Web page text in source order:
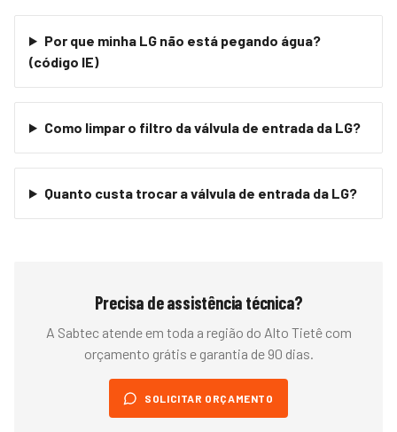
Por que minha LG não está pegando água?
(código IE)
Como limpar o filtro da válvula de entrada da LG?
Quanto custa trocar a válvula de entrada da LG?
Precisa de assistência técnica?
A Sabtec atende em toda a região do Alto Tietêcom
orçamento grátis e garantia de 90 dias.
SOLICITAR ORÇAMENTO